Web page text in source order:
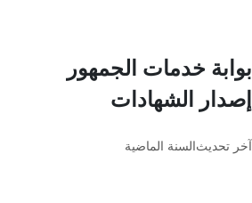
بوابة خدمات الجمهور
إصدار الشهادات
آخر تحديث السنة الماضية